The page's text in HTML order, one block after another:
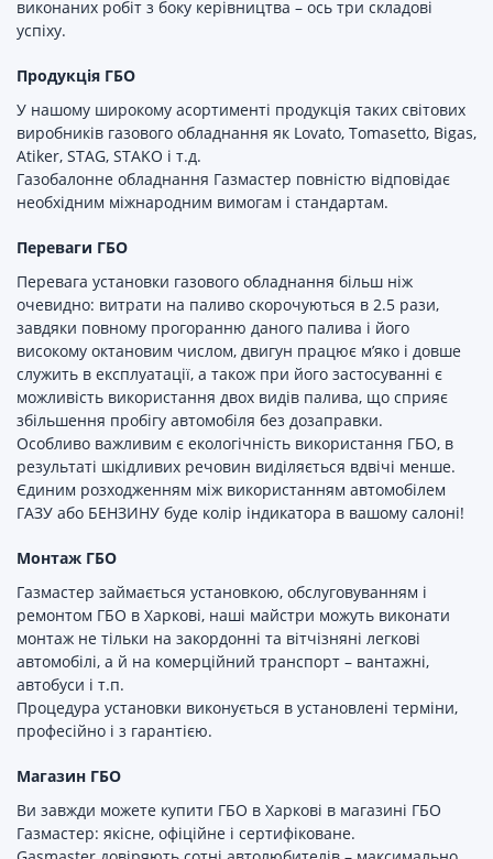
виконаних робіт з боку керівництва – ось три складові
успіху.
Продукцiя ГБО
У нашому широкому асортименті продукція таких світових
виробників газового обладнання як Lovato, Tomasetto, Bigas,
Atiker, STAG, STAKO і т.д.
Газобалонне обладнання Газмастер повністю відповідає
необхідним міжнародним вимогам і стандартам.
Переваги ГБО
Перевага установки газового обладнання більш ніж
очевидно: витрати на паливо скорочуються в 2.5 рази,
завдяки повному прогоранню даного палива і його
високому октановим числом, двигун працює м’яко і довше
служить в експлуатації, а також при його застосуванні є
можливість використання двох видів палива, що сприяє
збільшення пробігу автомобіля без дозаправки.
Особливо важливим є екологічність використання ГБО, в
результаті шкідливих речовин виділяється вдвічі менше.
Єдиним розходженням між використанням автомобілем
ГАЗУ або БЕНЗИНУ буде колір індикатора в вашому салоні!
Монтаж ГБО
Газмастер займається установкою, обслуговуванням і
ремонтом ГБО в Харкові, наші майстри можуть виконати
монтаж не тільки на закордонні та вітчізняні легкові
автомобілі, а й на комерційний транспорт – вантажні,
автобуси і т.п.
Процедура установки виконується в установлені терміни,
професійно і з гарантією.
Магазин ГБО
Ви завжди можете купити ГБО в Харкові в магазині ГБО
Газмастер: якісне, офіційне і сертифіковане.